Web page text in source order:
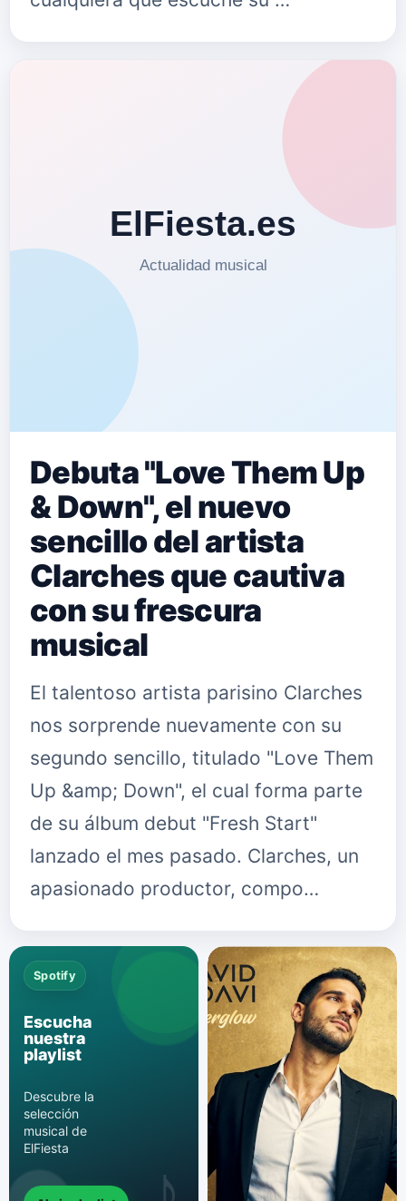
Debuta "Love Them Up
& Down", el nuevo
sencillo del artista
Clarches que cautiva
con su frescura
musical
El talentoso artista parisino Clarches
nos sorprende nuevamente con su
segundo sencillo, titulado "Love Them
Up &amp; Down", el cual forma parte
de su álbum debut "Fresh Start"
lanzado el mes pasado. Clarches, un
apasionado productor, compo…
Spotify
Escucha
nuestra
playlist
Descubre la
selección
musical de
ElFiesta